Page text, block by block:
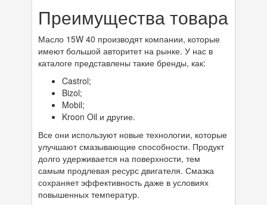
Преимущества товара
Масло 15W 40 производят компании, которые
имеют большой авторитет на рынке. У нас в
каталоге представлены такие бренды, как:
Castrol;
Bizol;
Mobil;
Kroon Oil и другие.
Все они используют новые технологии, которые
улучшают смазывающие способности. Продукт
долго удерживается на поверхности, тем
самым продлевая ресурс двигателя. Смазка
сохраняет эффективность даже в условиях
повышенных температур.